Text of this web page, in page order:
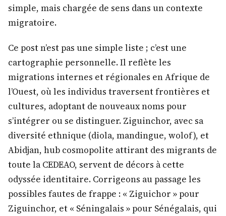
simple, mais chargée de sens dans un contexte
migratoire.
Ce post n’est pas une simple liste ; c’est une
cartographie personnelle. Il reflète les
migrations internes et régionales en Afrique de
l’Ouest, où les individus traversent frontières et
cultures, adoptant de nouveaux noms pour
s’intégrer ou se distinguer. Ziguinchor, avec sa
diversité ethnique (diola, mandingue, wolof), et
Abidjan, hub cosmopolite attirant des migrants de
toute la CEDEAO, servent de décors à cette
odyssée identitaire. Corrigeons au passage les
possibles fautes de frappe : « Ziguichor » pour
Ziguinchor, et « Séningalais » pour Sénégalais, qui